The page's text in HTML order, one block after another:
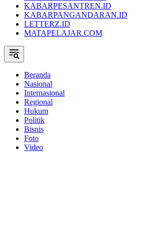
KABARPESANTREN.ID
KABARPANGANDARAN.ID
LETTERZ.ID
MATAPELAJAR.COM
Beranda
Nasional
Internasional
Regional
Hukum
Politik
Bisnis
Foto
Video